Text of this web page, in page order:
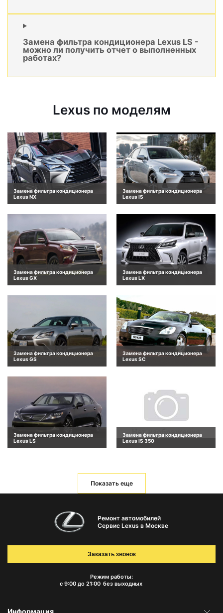
Замена фильтра кондиционера Lexus LS -
можно ли получить отчет о выполненных
работах?
Lexus по моделям
Замена фильтра кондиционера
Lexus NX
Замена фильтра кондиционера
Lexus IS
Замена фильтра кондиционера
Lexus GX
Замена фильтра кондиционера
Lexus LX
Замена фильтра кондиционера
Lexus GS
Замена фильтра кондиционера
Lexus SC
Замена фильтра кондиционера
Lexus LS
Замена фильтра кондиционера
Lexus IS 350
Показать еще
Ремонт автомобилей
Сервис Lexus в Москве
Режим работы:
с 9:00 до 21:00 без выходных
Заказать звонок